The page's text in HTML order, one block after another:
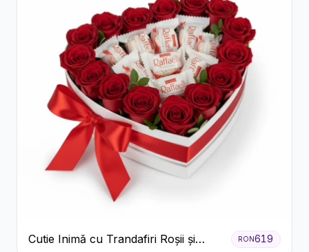
Cutie Inimă cu Trandafiri Roșii și
RON619